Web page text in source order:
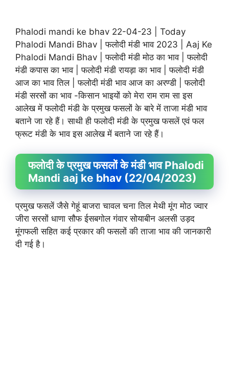
Phalodi mandi ke bhav 22-04-23 | Today
Phalodi Mandi Bhav | फलोदी मंडी भाव 2023 | Aaj Ke
Phalodi Mandi Bhav | फलोदी मंडी मोठ का भाव | फलोदी
मंडी कपास का भाव | फलोदी मंडी रायड़ा का भाव | फलोदी मंडी
आज का भाव तिल | फलोदी मंडी भाव आज का अरण्डी | फलोदी
मंडी सरसों का भाव -किसान भाइयों को मेरा राम राम सा इस
आलेख में फलोदी मंडी के प्रमुख फसलों के बारे में ताजा मंडी भाव
बताने जा रहे हैं। साथी ही फलोदी मंडी के प्रमुख फसलें एवं फल
फ्रूट मंडी के भाव इस आलेख में बताने जा रहे हैं।
फलोदी के प्रमुख फसलों के मंडी भाव Phalodi
Mandi aaj ke bhav (22/04/2023)
प्रमुख फसलें जैसे गेहूं बाजरा चावल चना तिल मेथी मूंग मोठ ज्वार
जीरा सरसों धाणा सौफ ईसबगोल गंवार सोयाबीन अलसी उड़द
मूंगफली सहित कई प्रकार की फसलों की ताजा भाव की जानकारी
दी गई है।